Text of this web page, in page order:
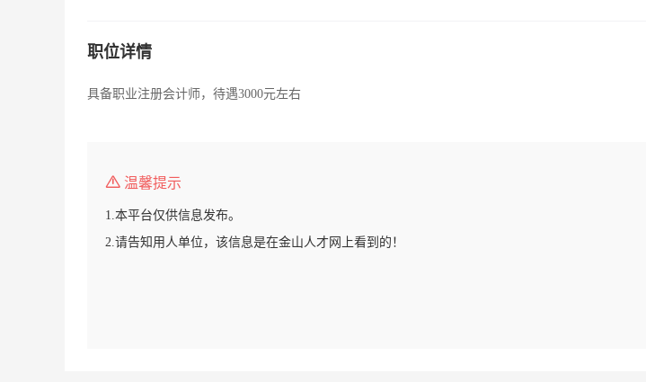
职位详情
具备职业注册会计师，待遇3000元左右
温馨提示
1.本平台仅供信息发布。
2.请告知用人单位，该信息是在金山人才网上看到的！